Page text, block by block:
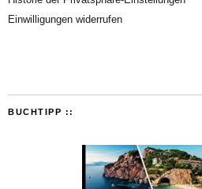
Einwilligungen widerrufen
BUCHTIPP ::